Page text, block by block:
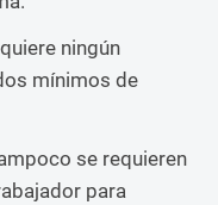
ningún
mínimos de
se requieren
para